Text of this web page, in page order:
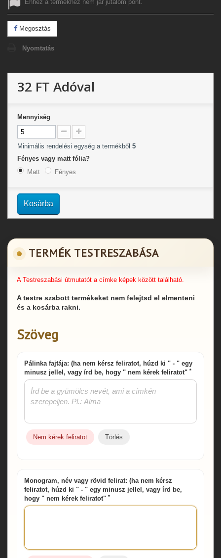
Ehhez a termékhez nem jár jutalom pont.
Megosztás
Nyomtatás
32 FT Adóval
Mennyiség
Minimális rendelési egység a termékből 5
Fényes vagy matt fólia?
Matt
Fényes
Kosárba
TERMÉK TESTRESZABÁSA
A Testreszabási útmutatót a címke képek között található.
A testre szabott termékeket nem felejtsd el elmenteni
és a kosárba rakni.
Szöveg
Pálinka fajtája: (ha nem kérsz feliratot, húzd ki " - " egy
minusz jellel, vagy írd be, hogy " nem kérek feliratot" *
Nem kérek feliratot Törlés
Monogram, név vagy rövid felirat: (ha nem kérsz
feliratot, húzd ki " - " egy minusz jellel, vagy írd be,
hogy " nem kérek feliratot" *